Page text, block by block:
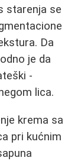
starenja se
Da
je da
-
lica.
krema sa
pri kućnim